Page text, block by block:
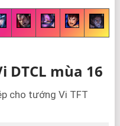
DTCL mùa 16
cho tướng Vi TFT